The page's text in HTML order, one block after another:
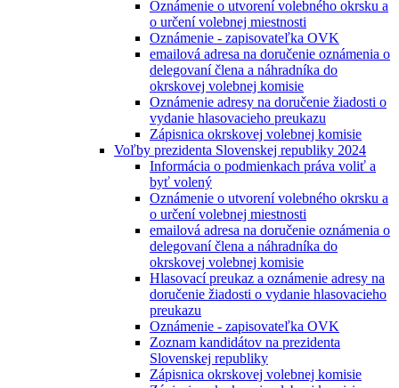
Oznámenie o utvorení volebného okrsku a
o určení volebnej miestnosti
Oznámenie - zapisovateľka OVK
emailová adresa na doručenie oznámenia o
delegovaní člena a náhradníka do
okrskovej volebnej komisie
Oznámenie adresy na doručenie žiadosti o
vydanie hlasovacieho preukazu
Zápisnica okrskovej volebnej komisie
Voľby prezidenta Slovenskej republiky 2024
Informácia o podmienkach práva voliť a
byť volený
Oznámenie o utvorení volebného okrsku a
o určení volebnej miestnosti
emailová adresa na doručenie oznámenia o
delegovaní člena a náhradníka do
okrskovej volebnej komisie
Hlasovací preukaz a oznámenie adresy na
doručenie žiadosti o vydanie hlasovacieho
preukazu
Oznámenie - zapisovateľka OVK
Zoznam kandidátov na prezidenta
Slovenskej republiky
Zápisnica okrskovej volebnej komisie